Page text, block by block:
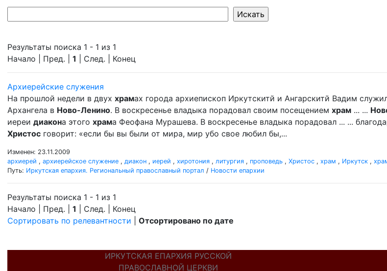
Результаты поиска 1 - 1 из 1
Начало | Пред. | 1 | След. | Конец
Архиерейские служения
На прошлой недели в двух храмах города архиепископ Иркутскитй и Ангарскитй Вадим
Архангела в Ново-Ленино. В воскресенье владыка порадовал своим посещением храм ... ...
иереи диакона этого храма Феофана Мурашева. В воскресенье владыка порадовал ... ...
Христос говорит: «если бы вы были от мира, мир убо свое любил бы,...
Изменен: 23.11.2009
архиерей , архиерейское служение , диакон , иерей , хиротония , литургия , проповедь , Христос , храм , Иркутск ,
Путь: Иркутская епархия. Региональный православный портал / Новости епархии
Результаты поиска 1 - 1 из 1
Начало | Пред. | 1 | След. | Конец
Сортировать по релевантности
Отсортировано по дате
ИРКУТСКАЯ ЕПАРХИЯ РУССКОЙ
ПРАВОСЛАВНОЙ ЦЕРКВИ